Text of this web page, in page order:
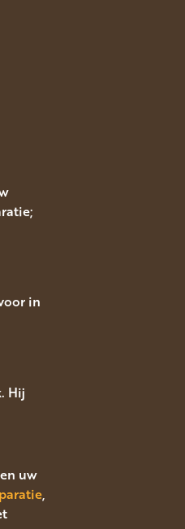
in
Hij
uw
,